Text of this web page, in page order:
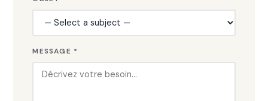
MESSAGE *